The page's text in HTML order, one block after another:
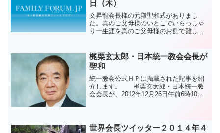
日（木）
文昇龍会長様の元殿聖和式がありまし
た。真のご父母様のいとこでいらっしゃ
り一生涯を真のご父母様のお側で難しい
為に敬虔にお祈りいたします。アジュア
ジュアジュ～
梶栗玄太郎・日本統一教会会長が
聖和
統一教会公式ＨＰに掲載された記事を紹
介します。 梶栗玄太郎・日本統一教
会会長が、2012年12月26日午前6時10
て、同...
世界会長ツイッター２０１４年４